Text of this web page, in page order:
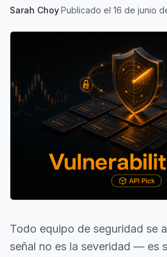
Sarah Choy·Publicado el 16 de junio
Todo equipo de seguridad se
señal no es la severidad — es